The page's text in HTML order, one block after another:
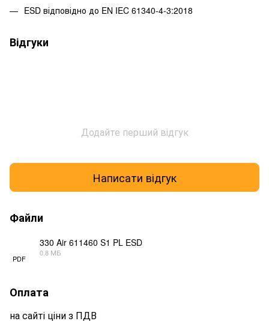
ESD відповідно до EN IEC 61340-4-3:2018
Відгуки
Додайте перший відгук
Написати відгук
Файли
PDF
330 Air 611460 S1 PL ESD
0.8 МБ
Оплата
на сайті ціни з ПДВ